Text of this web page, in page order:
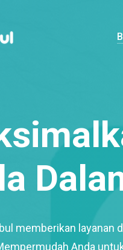
memberikan layanan
Anda